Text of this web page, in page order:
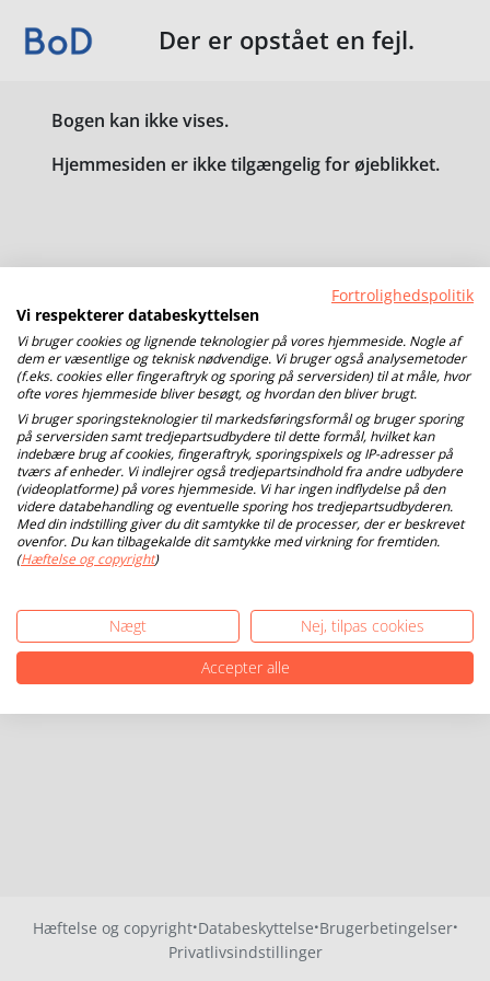
Der er opstået en fejl.
Bogen kan ikke vises.
Hjemmesiden er ikke tilgængelig for øjeblikket.
Hæftelse og copyright·Databeskyttelse·Brugerbetingelser·
Privatlivsindstillinger
Fortrolighedspolitik
Vi respekterer databeskyttelsen
Vi bruger cookies og lignende teknologier på vores hjemmeside. Nogle af
dem er væsentlige og teknisk nødvendige. Vi bruger også analysemetoder
(f.eks. cookies eller fingeraftryk og sporing på serversiden) til at måle, hvor
ofte vores hjemmeside bliver besøgt, og hvordan den bliver brugt.
Vi bruger sporingsteknologier til markedsføringsformål og bruger sporing
på serversiden samt tredjepartsudbydere til dette formål, hvilket kan
indebære brug af cookies, fingeraftryk, sporingspixels og IP-adresser på
tværs af enheder. Vi indlejrer også tredjepartsindhold fra andre udbydere
(videoplatforme) på vores hjemmeside. Vi har ingen indflydelse på den
videre databehandling og eventuelle sporing hos tredjepartsudbyderen.
Med din indstilling giver du dit samtykke til de processer, der er beskrevet
ovenfor. Du kan tilbagekalde dit samtykke med virkning for fremtiden.
(Hæftelse og copyright)
Nægt
Nej, tilpas cookies
Accepter alle